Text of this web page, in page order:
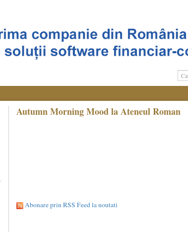
Autumn Morning Mood la Ateneul Roman
Abonare prin RSS Feed la noutati